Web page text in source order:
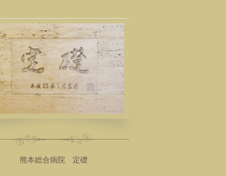
熊本総合病院 定礎